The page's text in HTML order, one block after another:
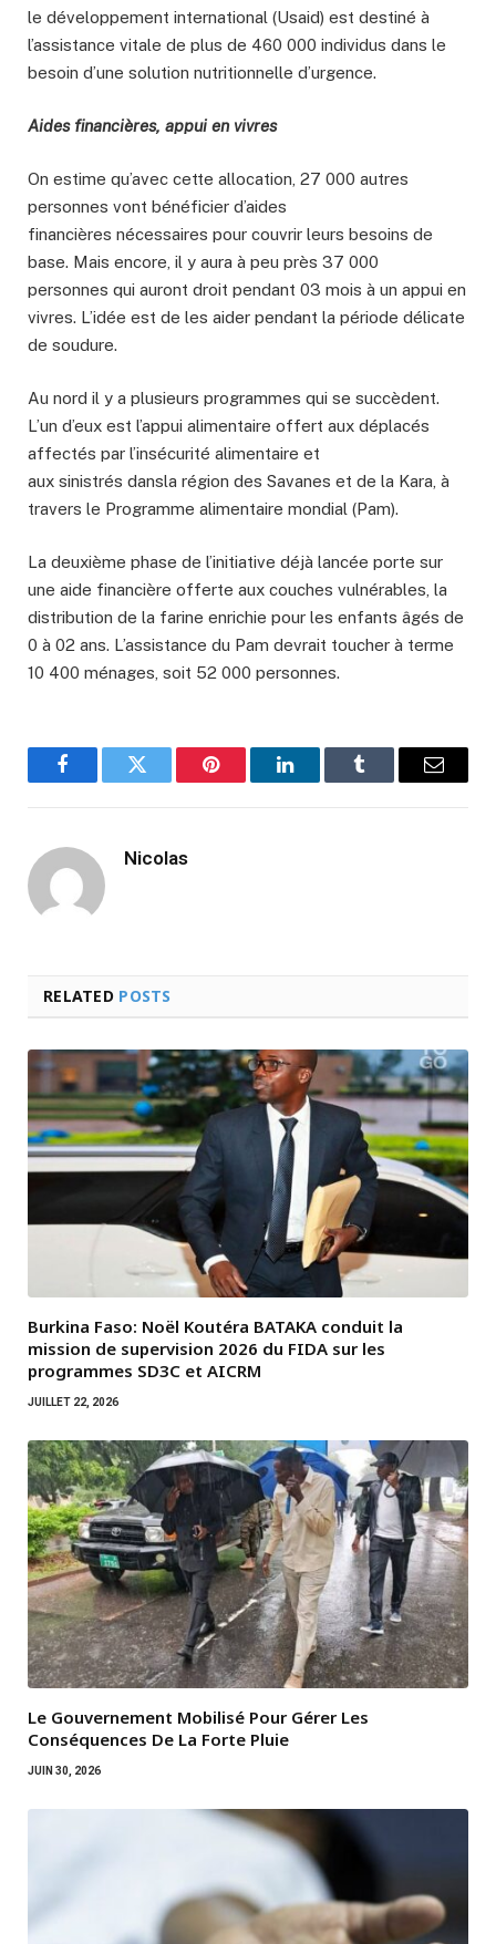
le développement international (Usaid) est destiné à
l’assistance vitale de plus de 460 000 individus dans le
besoin d’une solution nutritionnelle d’urgence.
Aides financières, appui en vivres
On estime qu’avec cette allocation, 27 000 autres
personnes vont bénéficier d’aides
financières nécessaires pour couvrir leurs besoins de
base. Mais encore, il y aura à peu près 37 000
personnes qui auront droit pendant 03 mois à un appui en
vivres. L’idée est de les aider pendant la période délicate
de soudure.
Au nord il y a plusieurs programmes qui se succèdent.
L’un d’eux est l’appui alimentaire offert aux déplacés
affectés par l’insécurité alimentaire et
aux sinistrés dansla région des Savanes et de la Kara, à
travers le Programme alimentaire mondial (Pam).
La deuxième phase de l’initiative déjà lancée porte sur
une aide financière offerte aux couches vulnérables, la
distribution de la farine enrichie pour les enfants âgés de
0 à 02 ans. L’assistance du Pam devrait toucher à terme
10 400 ménages, soit 52 000 personnes.
FacebookTwitter Pinterest LinkedInTumblr Email
Nicolas
RELATED POSTS
Burkina Faso: Noël Koutéra BATAKA conduit la
mission de supervision 2026 du FIDA sur les
programmes SD3C et AICRM
JUILLET 22, 2026
Le Gouvernement Mobilisé Pour Gérer Les
Conséquences De La Forte Pluie
JUIN 30, 2026